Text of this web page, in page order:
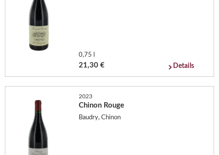
0,75 l
21,30 € Details
2023
Chinon Rouge
Baudry, Chinon